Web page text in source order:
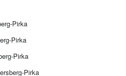
Pirka
Pirka
Pirka
Pirka